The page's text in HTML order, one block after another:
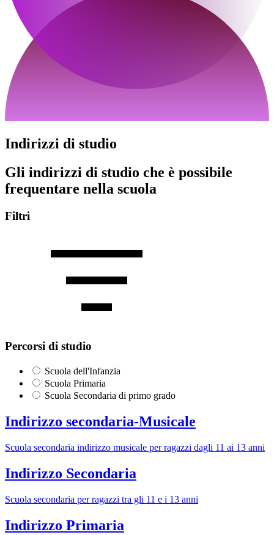
Indirizzi di studio
Gli indirizzi di studio che è possibile
frequentare nella scuola
Filtri
Percorsi di studio
Scuola dell'Infanzia
Scuola Primaria
Scuola Secondaria di primo grado
Indirizzo secondaria-Musicale
Scuola secondaria indirizzo musicale per ragazzi dagli 11 ai 13 anni
Indirizzo Secondaria
Scuola secondaria per ragazzi tra gli 11 e i 13 anni
Indirizzo Primaria